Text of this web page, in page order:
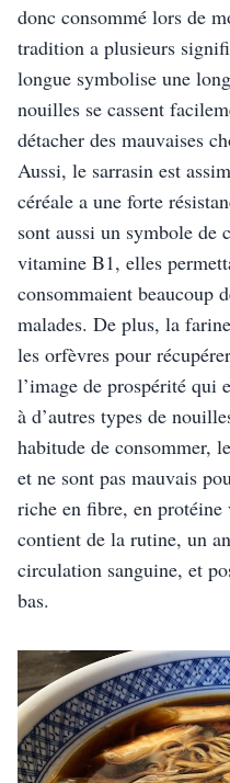
donc consommé lors de
tradition a plusieurs
longue symbolise une
nouilles se cassent
détacher des mauvaises
Aussi, le sarrasin est
céréale a une forte
sont aussi un symbole de
vitamine B1, elles
consommaient beaucoup
malades. De plus, la
les orfèvres pour
l’image de prospérité qui
à d’autres types de
habitude de consommer,
et ne sont pas mauvais
riche en fibre, en
contient de la rutine, un
circulation sanguine, et
bas.